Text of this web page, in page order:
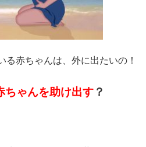
る赤ちゃんは、外に出たいの！
ちゃんを助け出す ？